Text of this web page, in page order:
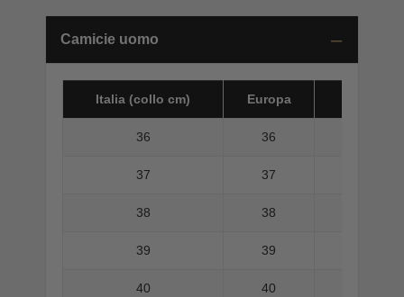
Camicie uomo
Italia (collo cm) Europa
36 36
37 37
38 38
39 39
40 40